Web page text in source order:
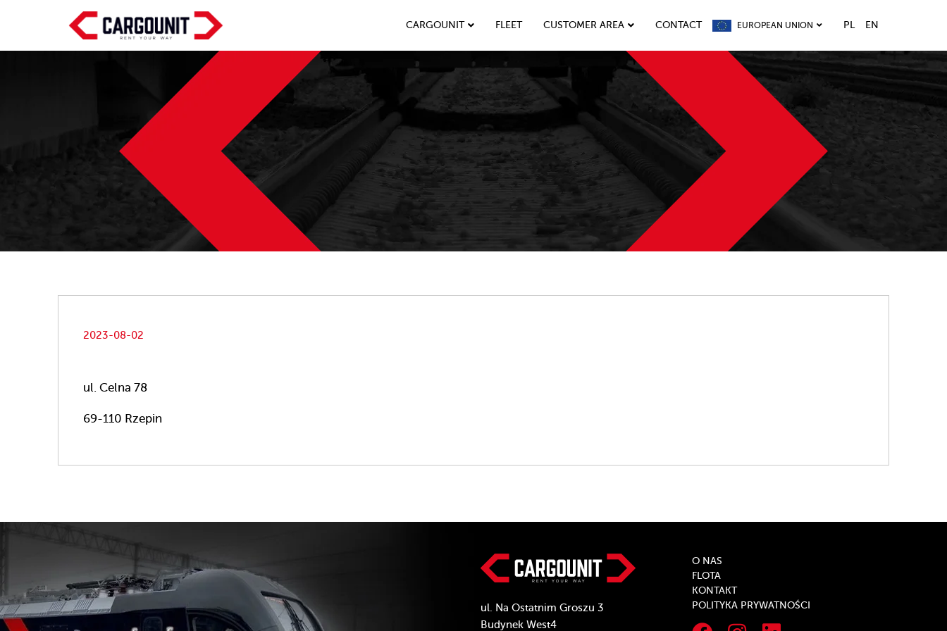
CARGOUNIT FLEET CUSTOMER AREA CONTACT EUROPEAN UNION PL EN
2023-08-02
ul. Celna 78
69-110 Rzepin
ul. Na Ostatnim Groszu 3
Budynek West4
O NAS
FLOTA
KONTAKT
POLITYKA PRYWATNOŚCI